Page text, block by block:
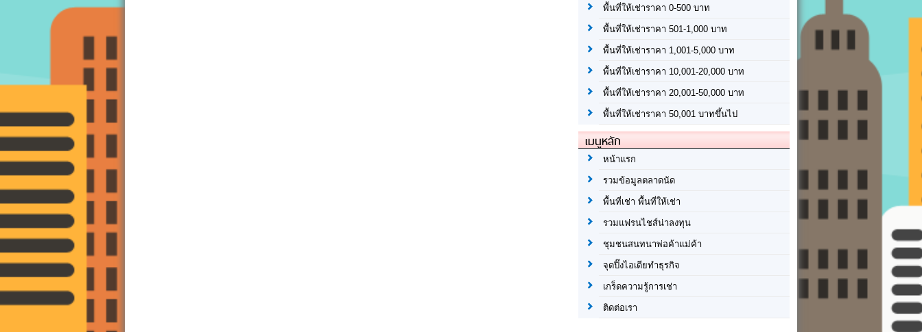
พื้นที่ให้เช่าราคา 0-500 บาท
พื้นที่ให้เช่าราคา 501-1,000 บาท
พื้นที่ให้เช่าราคา 1,001-5,000 บาท
พื้นที่ให้เช่าราคา 10,001-20,000 บาท
พื้นที่ให้เช่าราคา 20,001-50,000 บาท
พื้นที่ให้เช่าราคา 50,001 บาทขึ้นไป
เมนูหลัก
หน้าแรก
รวมข้อมูลตลาดนัด
พื้นที่เช่า พื้นที่ให้เช่า
รวมแฟรนไชส์น่าลงทุน
ชุมชนสนทนาพ่อค้าแม่ค้า
จุดปิ๊งไอเดียทำธุรกิจ
เกร็ดความรู้การเช่า
ติดต่อเรา